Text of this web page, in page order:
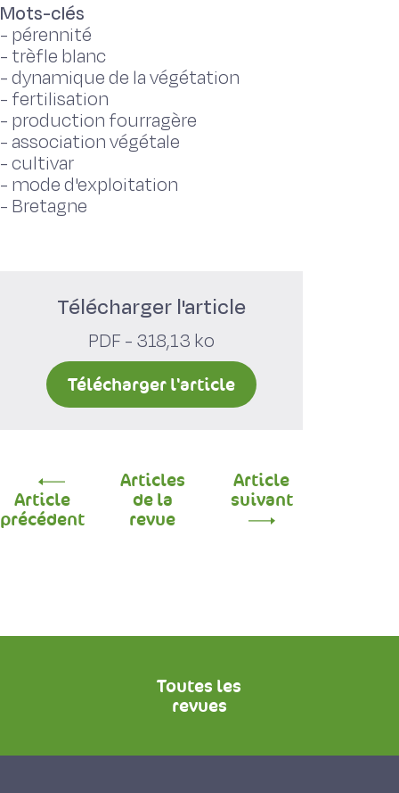
Mots-clés
- pérennité
- trèfle blanc
-dynamique de la végétation
- fertilisation
- production fourragère
- association végétale
-cultivar
- mode d'exploitation
- Bretagne
Télécharger l'article
PDF - 318,13 ko
Télécharger l'article
Article
précédent
Articles
de la
revue
Article
suivant
Toutes les
revues